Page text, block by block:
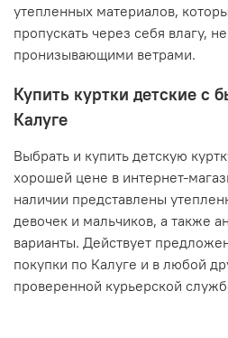
утепленных материалов,
пропускать через себя влагу,
пронизывающими ветрами.
Купить куртки детские с
Калуге
Выбрать и купить детскую
хорошей цене в интернет-
наличии представлены
девочек и мальчиков, а также
варианты. Действует
покупки по Калуге и в любой
проверенной курьерской